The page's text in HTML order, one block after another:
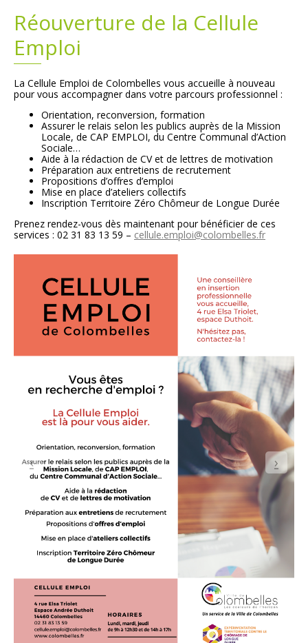
Réouverture de la Cellule
Emploi
La Cellule Emploi de Colombelles vous accueille à nouveau
pour vous accompagner dans votre parcours professionnel :
Orientation, reconversion, formation
Assurer le relais selon les publics auprès de la Mission
Locale, de CAP EMPLOI, du Centre Communal d’Action
Sociale…
Aide à la rédaction de CV et de lettres de motivation
Préparation aux entretiens de recrutement
Propositions d’offres d’emploi
Mise en place d’ateliers collectifs
Inscription Territoire Zéro Chômeur de Longue Durée
Prenez rendez-vous dès maintenant pour bénéficier de ces
services : 02 31 83 13 59 – cellule.emploi@colombelles.fr
Plans
Demandes légales
Emploi
Marchés publics
Grands projets